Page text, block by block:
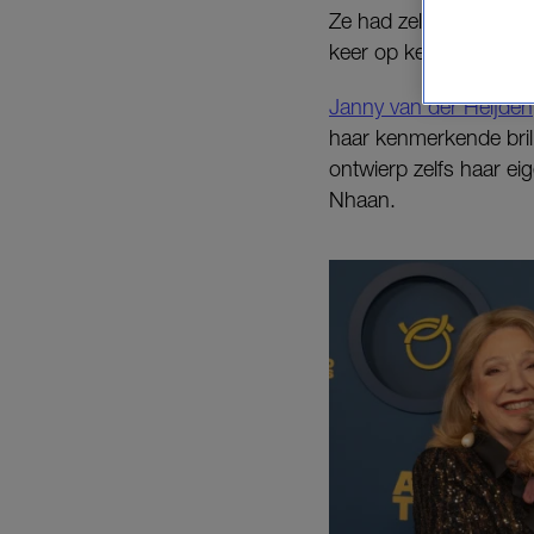
Ze had zelfs een
keer op keer stijlvol
Janny van der Heijden
haar kenmerkende
ontwierp zelfs haar
Nhaan.